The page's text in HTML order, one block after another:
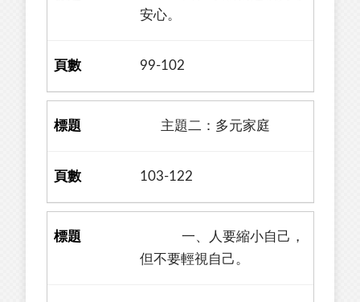
安心。
99-102
主題二：多元家庭
103-122
一、人要縮小自己，
但不要輕視自己。